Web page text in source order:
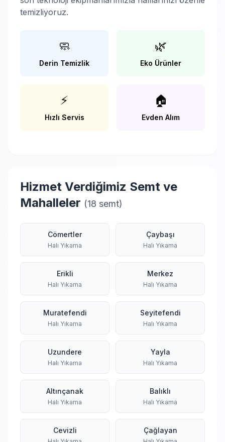
temizliyoruz.
🧼
Derin Temizlik
🌿
Eko Ürünler
⚡
Hızlı Servis
🏠
Evden Alım
Hizmet Verdiğimiz Semt ve
Mahalleler (18 semt)
Cömertler
Halı Yıkama
Çaybaşı
Halı Yıkama
Erikli
Halı Yıkama
Merkez
Halı Yıkama
Muratefendi
Halı Yıkama
Seyitefendi
Halı Yıkama
Uzundere
Halı Yıkama
Yayla
Halı Yıkama
Altınçanak
Halı Yıkama
Balıklı
Halı Yıkama
Cevizli Çağlayan